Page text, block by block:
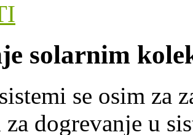
solarnim
se osim za
dogrevanje u